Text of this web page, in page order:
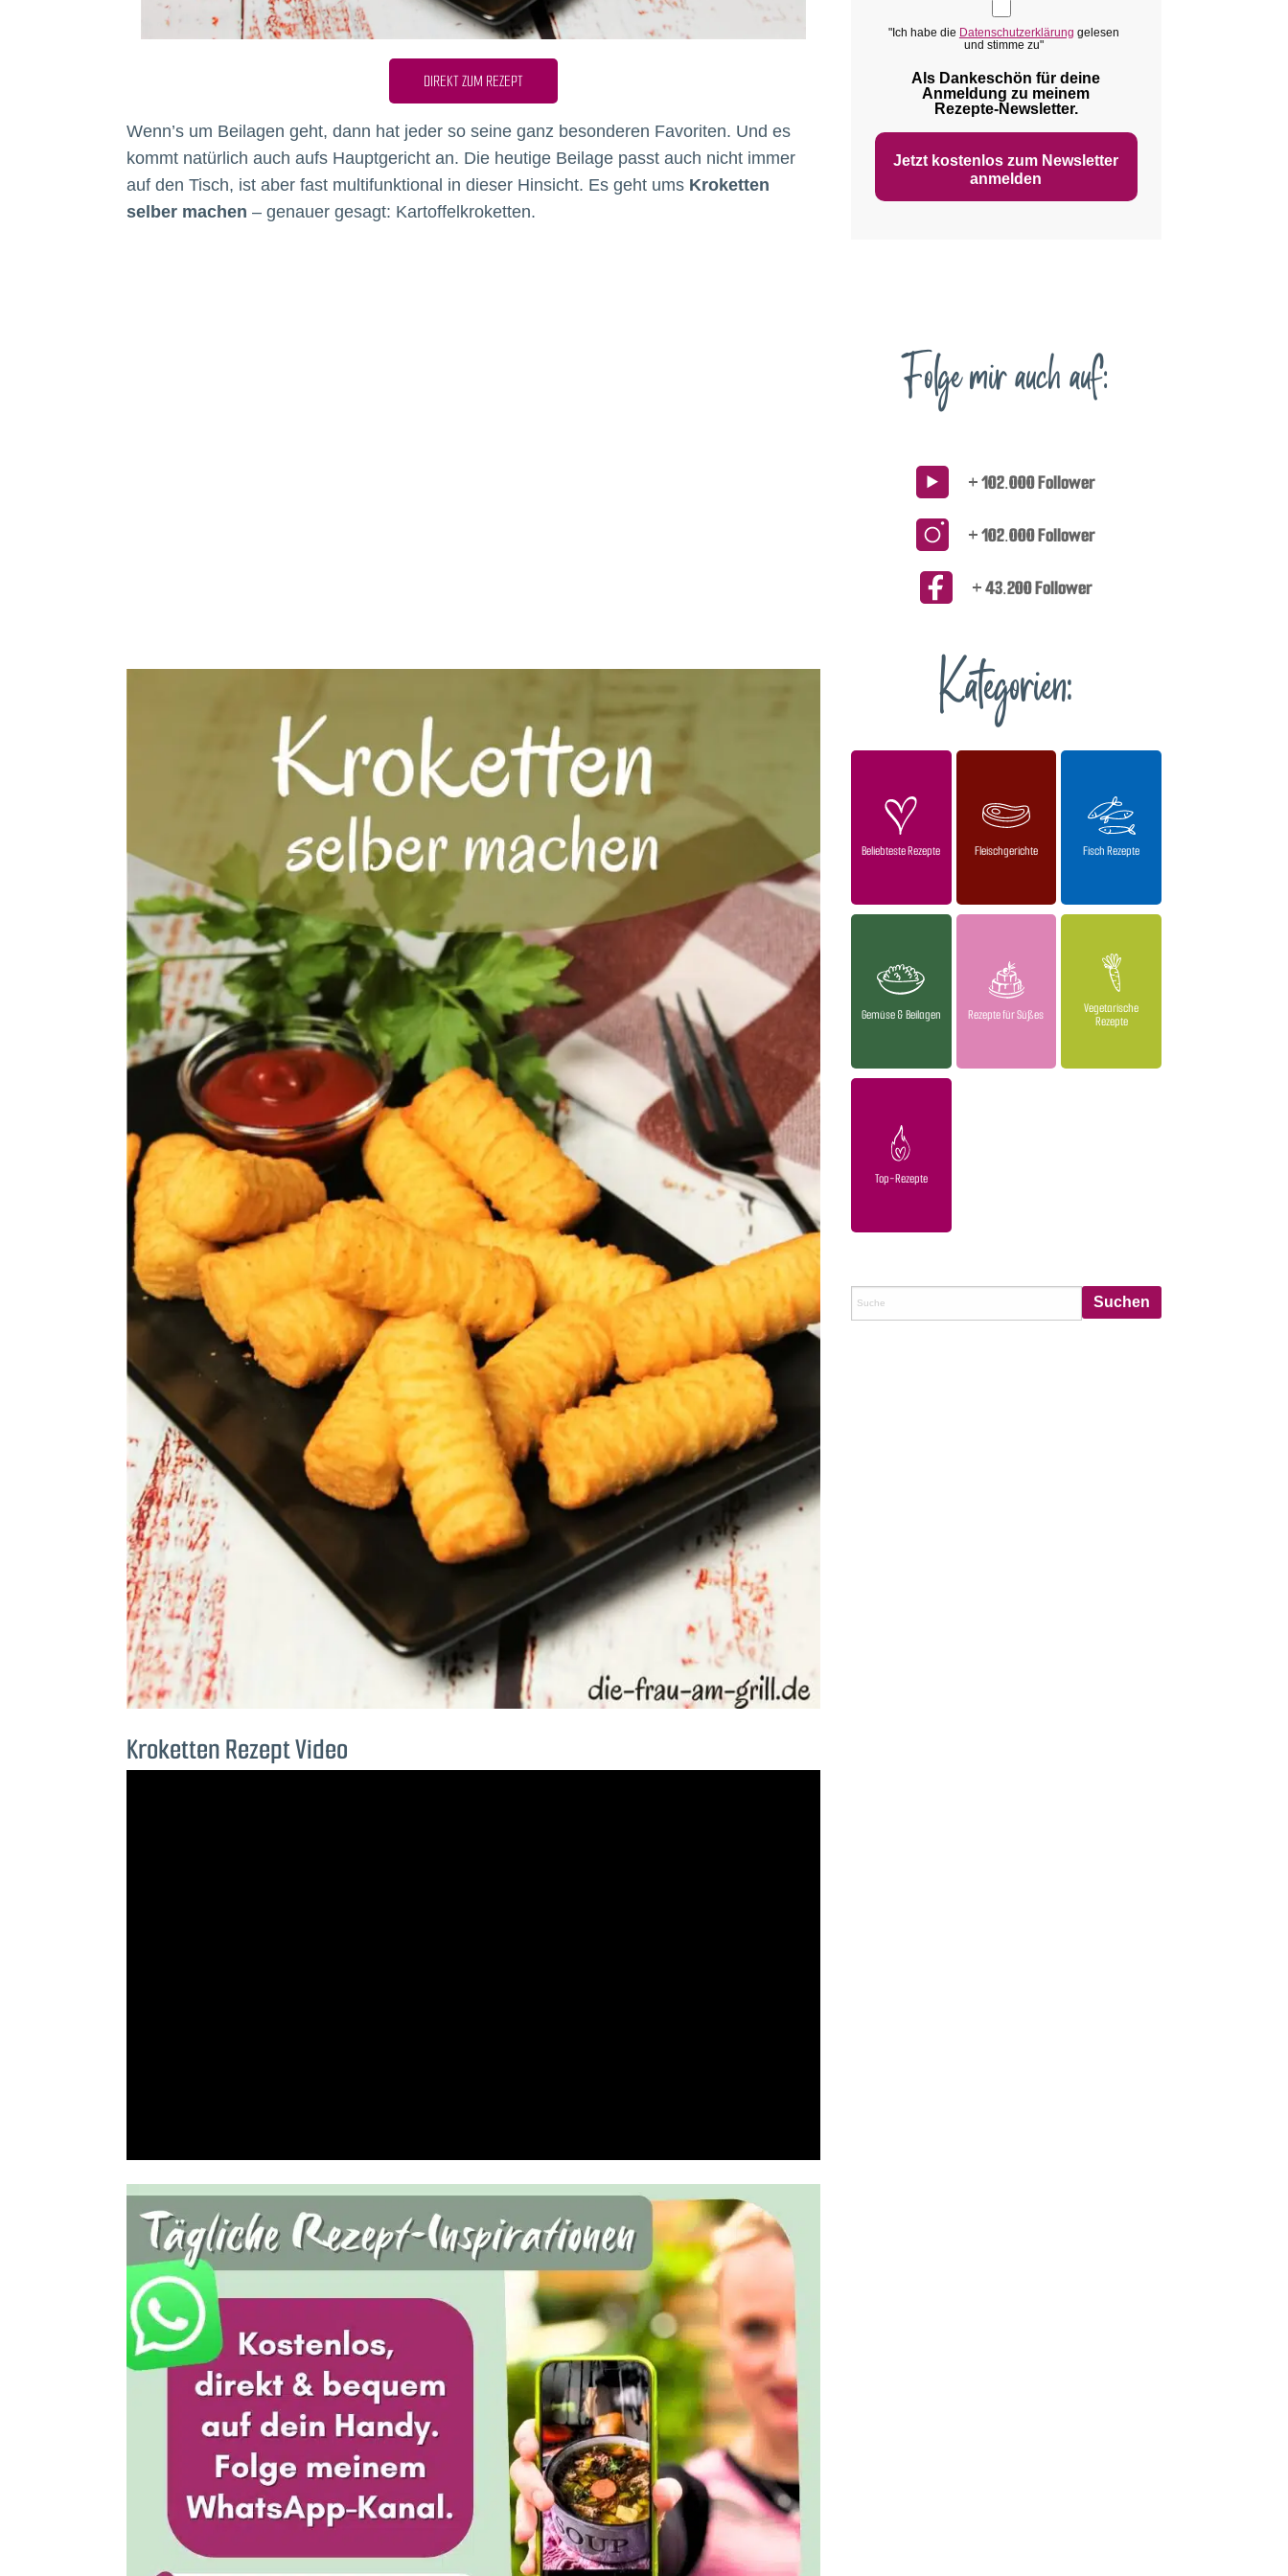
DIREKT ZUM REZEPT
Wenn’s um Beilagen geht, dann hat jeder so seine ganz besonderen Favoriten. Und es
kommt natürlich auch aufs Hauptgericht an. Die heutige Beilage passt auch nicht immer
auf den Tisch, ist aber fast multifunktional in dieser Hinsicht. Es geht ums Kroketten
selber machen – genauer gesagt: Kartoffelkroketten.
Kroketten Rezept Video
"Ich habe die Datenschutzerklärung gelesen
und stimme zu"
Als Dankeschön für deine
Anmeldung zu meinem
Rezepte‑Newsletter.
Jetzt kostenlos zum Newsletter
anmelden
Folge mir auch auf:
+ 102.000 Follower
+ 102.000 Follower
+ 43.200 Follower
Kategorien:
Beliebteste Rezepte Fleischgerichte Fisch Rezepte
Gemüse & Beilagen Rezepte für Süßes
Vegetarische
Rezepte
Top-Rezepte